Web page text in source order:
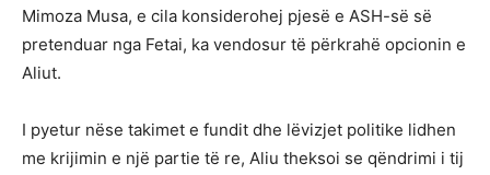
Mimoza Musa, e cila konsiderohej pjesë e ASH-së së
pretenduar nga Fetai, ka vendosur të përkrahë opcionin e
Aliut.
I pyetur nëse takimet e fundit dhe lëvizjet politike lidhen
me krijimin e një partie të re, Aliu theksoi se qëndrimi i tij